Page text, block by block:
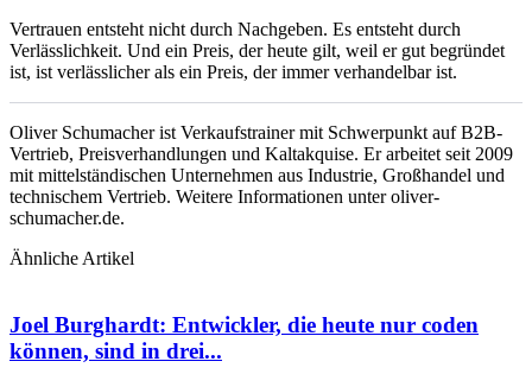
Vertrauen entsteht nicht durch Nachgeben. Es entsteht durch
Verlässlichkeit. Und ein Preis, der heute gilt, weil er gut begründet
ist, ist verlässlicher als ein Preis, der immer verhandelbar ist.
Oliver Schumacher ist Verkaufstrainer mit Schwerpunkt auf B2B-
Vertrieb, Preisverhandlungen und Kaltakquise. Er arbeitet seit 2009
mit mittelständischen Unternehmen aus Industrie, Großhandel und
technischem Vertrieb. Weitere Informationen unter oliver-
schumacher.de.
Ähnliche Artikel
Joel Burghardt: Entwickler, die heute nur coden
können, sind in drei...